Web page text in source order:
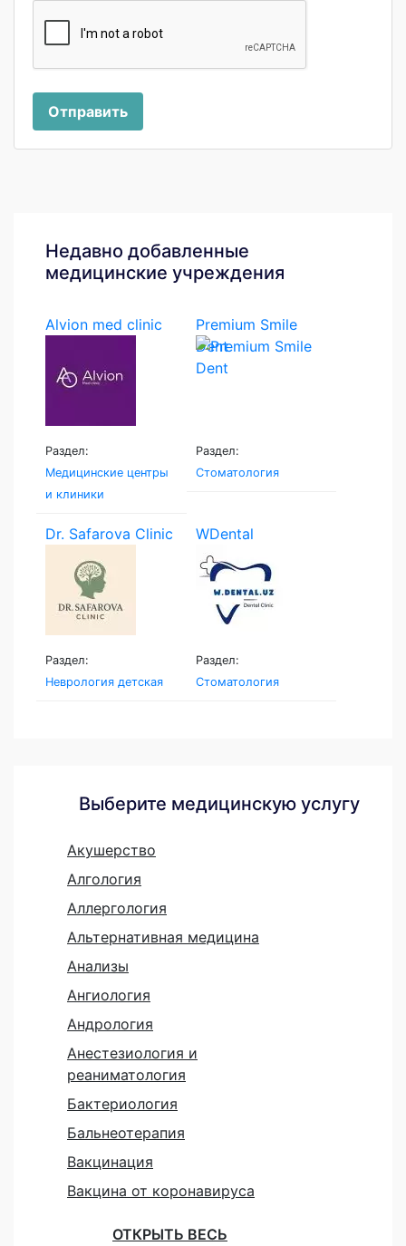
Отправить
Недавно добавленные
медицинские учреждения
Alvion med clinic
Раздел:
Медицинские центры
и клиники
Premium Smile
Dent
Раздел:
Стоматология
Dr. Safarova Clinic
Раздел:
Неврология детская
WDental
Раздел:
Стоматология
Выберите медицинскую услугу
Акушерство
Алгология
Аллергология
Альтернативная медицина
Анализы
Ангиология
Андрология
Анестезиология и
реаниматология
Бактериология
Бальнеотерапия
Вакцинация
Вакцина от коронавируса
ОТКРЫТЬ ВЕСЬ